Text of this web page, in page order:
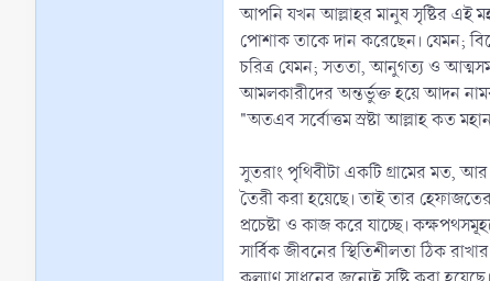
আপনি যখন আল্লাহর মানুষ সৃষ্টির এই
পোশাক তাকে দান করেছেন। যেমন;
চরিত্র যেমন; সততা, আনুগত্য ও
আমলকারীদের অন্তর্ভুক্ত হয়ে আদন
"অতএব সর্বোত্তম স্রষ্টা আল্লাহ কত
সুতরাং পৃথিবীটা একটি গ্রামের মত, আর
তৈরী করা হয়েছে। তাই তার হেফাজতের
প্রচেষ্টা ও কাজ করে যাচ্ছে।
সার্বিক জীবনের স্থিতিশীলতা ঠিক